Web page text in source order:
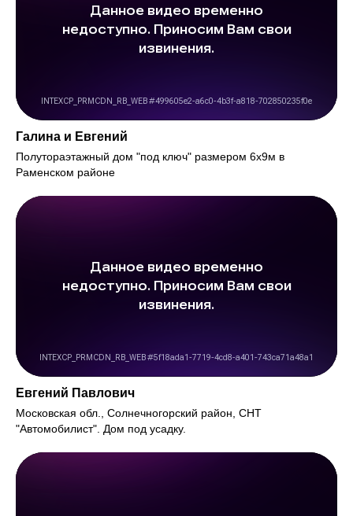
Галина и Евгений
Полутораэтажный дом "под ключ" размером 6х9м в
Раменском районе
Евгений Павлович
Московская обл., Солнечногорский район, СНТ
"Автомобилист". Дом под усадку.